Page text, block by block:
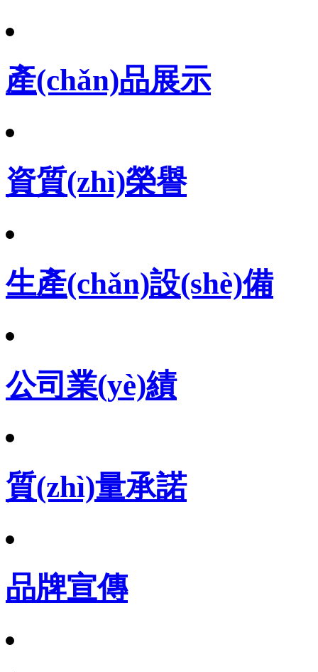
產(chǎn)品展示
資質(zhì)榮譽
生產(chǎn)設(shè)備
公司業(yè)績
質(zhì)量承諾
品牌宣傳